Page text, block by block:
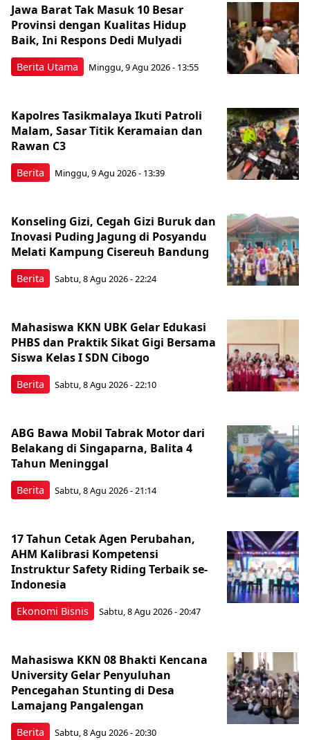
Berita Utama
Jawa Barat Tak Masuk 10 Besar
Provinsi dengan Kualitas Hidup
Baik, Ini Respons Dedi Mulyadi
Minggu, 9 Agu 2026 - 13:55
Berita
Kapolres Tasikmalaya Ikuti Patroli
Malam, Sasar Titik Keramaian dan
Rawan C3
Minggu, 9 Agu 2026 - 13:39
Berita
Konseling Gizi, Cegah Gizi Buruk dan
Inovasi Puding Jagung di Posyandu
Melati Kampung Cisereuh Bandung
Sabtu, 8 Agu 2026 - 22:24
Berita
Mahasiswa KKN UBK Gelar Edukasi
PHBS dan Praktik Sikat Gigi Bersama
Siswa Kelas I SDN Cibogo
Sabtu, 8 Agu 2026 - 22:10
Berita
ABG Bawa Mobil Tabrak Motor dari
Belakang di Singaparna, Balita 4
Tahun Meninggal
Sabtu, 8 Agu 2026 - 21:14
Ekonomi Bisnis
17 Tahun Cetak Agen Perubahan,
AHM Kalibrasi Kompetensi
Instruktur Safety Riding Terbaik se-
Indonesia
Sabtu, 8 Agu 2026 - 20:47
Berita
Mahasiswa KKN 08 Bhakti Kencana
University Gelar Penyuluhan
Pencegahan Stunting di Desa
Lamajang Pangalengan
Sabtu, 8 Agu 2026 - 20:30